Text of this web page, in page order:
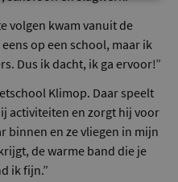
volgen kwam vanuit de
op een school, maar ik
Dus ik dacht, ik ga ervoor!”
Klimop. Daar speelt
activiteiten en zorgt hij voor
binnen en ze vliegen in mijn
de warme band die je
ik fijn.”